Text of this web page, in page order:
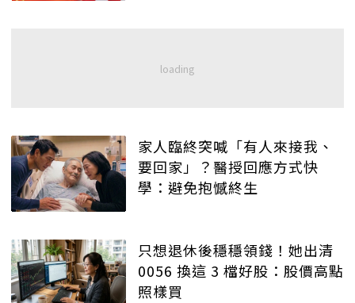
家人臨終突喊「有人來接我、
要回家」？醫授回應方式快
學：避免抱憾終生
只想退休後穩穩領錢！她出清
0056 換這 3 檔好股：股價高點
照樣買